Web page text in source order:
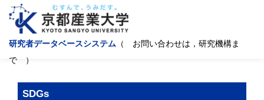
研究者データベースシステム （ お問い合わせは，研究機構ま
で ）
SDGs